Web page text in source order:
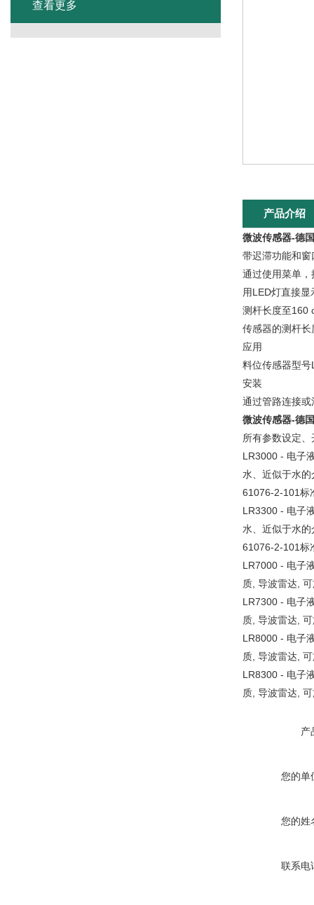
产品介绍
微波传感器-德
带迟滞功能和
通过使用菜单，
用LED灯直接
测杆长度至160
传感器的测杆
应用
料位传感器型
安装
通过管路连接
微波传感器-德
所有参数设定
LR3000 - 电子
水、近似于水
61076-2-101标
LR3300 - 电子
水、近似于水
61076-2-101标
LR7000 - 电子
质, 导波雷达,
LR7300 - 电子
质, 导波雷达,
LR8000 - 电子
质, 导波雷达,
LR8300 - 电子
质, 导波雷达,
产
您的单
您的姓
联系电
查看更多